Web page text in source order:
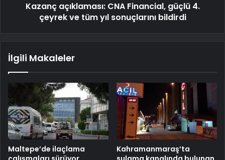
Kazanç açıklaması: CNA Financial, güçlü 4.
çeyrek ve tüm yıl sonuçlarını bildirdi
İlgili Makaleler
Maltepe’de ilaçlama
Kahramanmaraş’ta